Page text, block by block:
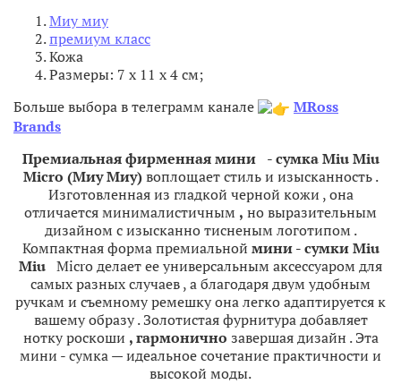
Миу миу
премиум класс
Кожа
Размеры: 7 х 11 х 4 см;
Больше выбора в телеграмм канале
MRoss
Brands
Премиальнаяфирменнаямини -сумкаMiu Miu
Micro (Миу Миу)воплощаетстильи изысканность.
Изготовленнаяиз гладкой черной кожи ,она
отличаетсяминималистичным , новыразительным
дизайном сизысканнотисненым логотипом .
Компактнаяформапремиальной мини-сумкиMiu
Miu Microделаетееуниверсальным аксессуаром для
самыхразныхслучаев,аблагодарядвум удобным
ручкам и съемномуремешкуоналегкоадаптируетсяк
вашемуобразу.Золотистаяфурнитурадобавляет
ноткуроскоши ,гармонично завершаядизайн .Эта
мини -сумка—идеальноесочетаниепрактичности и
высокой моды.